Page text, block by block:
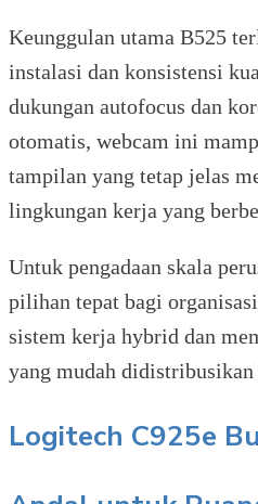
Keunggulan utama B525
instalasi dan konsistensi
dukungan autofocus dan
otomatis, webcam ini
tampilan yang tetap jelas
lingkungan kerja yang
Untuk pengadaan skala
pilihan tepat bagi
sistem kerja hybrid dan
yang mudah didistribusikan
Logitech C925e